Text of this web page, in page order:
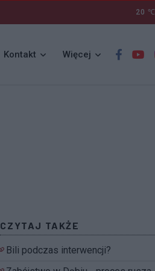
20 ℃
Kontakt Więcej
CZYTAJ TAKŻE
Bili podczas interwencji?